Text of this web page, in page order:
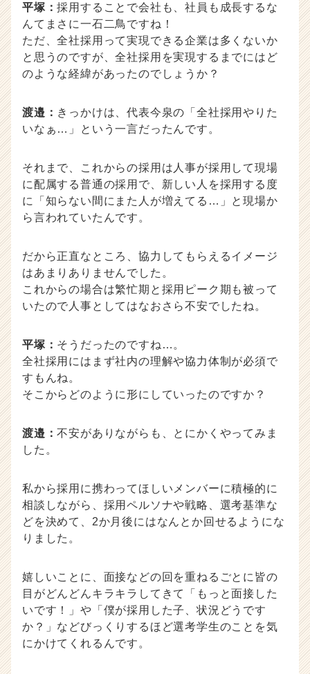
平塚：採用することで会社も、社員も成長するな
んてまさに一石二鳥ですね！
ただ、全社採用って実現できる企業は多くないか
と思うのですが、全社採用を実現するまでにはど
のような経緯があったのでしょうか？
渡邉： きっかけは、代表今泉の「全社採用やりた
いなぁ…」という一言だったんです。
それまで、これからの採用は人事が採用して現場
に配属する普通の採用で、新しい人を採用する度
に「知らない間にまた人が増えてる…」と現場か
ら言われていたんです。
だから正直なところ、協力してもらえるイメージ
はあまりありませんでした。
これからの場合は繁忙期と採用ピーク期も被って
いたので人事としてはなおさら不安でしたね。
平塚： そうだったのですね…。
全社採用にはまず社内の理解や協力体制が必須で
すもんね。
そこからどのように形にしていったのですか？
渡邉：不安がありながらも、とにかくやってみま
した。
私から採用に携わってほしいメンバーに積極的に
相談しながら、採用ペルソナや戦略、選考基準な
どを決めて、2か月後にはなんとか回せるようにな
りました。
嬉しいことに、面接などの回を重ねるごとに皆の
目がどんどんキラキラしてきて「もっと面接した
いです！」や「僕が採用した子、状況どうです
か？」などびっくりするほど選考学生のことを気
にかけてくれるんです。